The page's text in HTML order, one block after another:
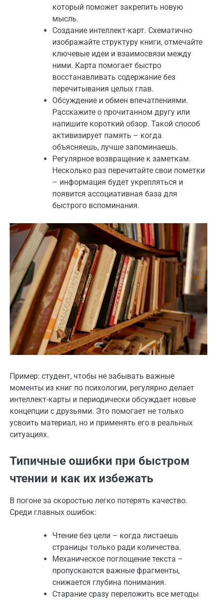
который поможет закрепить новую
мысль.
Создание интеллект-карт. Схематично
изображайте структуру книги, отмечайте
ключевые идеи и взаимосвязи между
ними. Карта помогает быстро
восстанавливать содержание без
перечитывания целых глав.
Обсуждение и обмен впечатлениями.
Расскажите о прочитанном другу или
напишите короткий обзор. Такой способ
активизирует память – когда
объясняешь, лучше запоминаешь.
Регулярное возвращение к заметкам.
Несколько раз перечитайте свои пометки
– информация будет укрепляться и
появится ассоциативная база для
быстрого вспоминания.
Пример: студент, чтобы не забывать важные
моменты из книг по психологии, регулярно делает
интеллект-карты и периодически обсуждает новые
концепции с друзьями. Это помогает не только
усвоить материал, но и применять его в реальных
ситуациях.
Типичные ошибки при быстром
чтении и как их избежать
В погоне за скоростью легко потерять качество.
Среди главных ошибок:
Чтение без цели – когда листаешь
страницы только ради количества.
Механическое поглощение текста –
пропускаются важные фрагменты,
снижается глубина понимания.
Старание сразу переложить все методы